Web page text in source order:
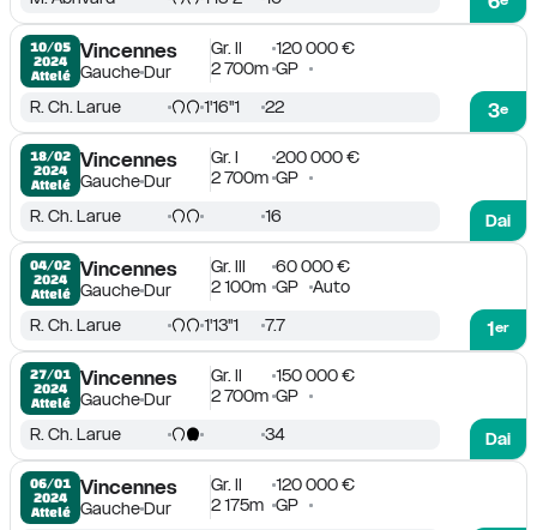
10/05
2024
Attelé
Vincennes
GaucheDur
Gr. II
120 000 €
2 700m GP
3e
R. Ch. Larue 1'16''1 22
18/02
2024
Attelé
Vincennes
GaucheDur
Gr. I
200 000 €
2 700m GP
Dai
R. Ch. Larue 16
04/02
2024
Attelé
Vincennes
GaucheDur
Gr. III
60 000 €
2 100m GP Auto
1er
R. Ch. Larue 1'13''1 7.7
27/01
2024
Attelé
Vincennes
GaucheDur
Gr. II
150 000 €
2 700m GP
Dai
R. Ch. Larue 34
06/01
2024
Attelé
Vincennes
GaucheDur
Gr. II
120 000 €
2 175m GP